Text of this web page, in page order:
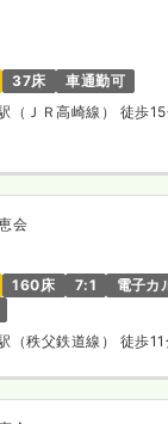
37床
車通勤可
（ＪＲ高崎線） 徒歩
会
160床 7:1
電子カ
（秩父鉄道線） 徒歩11